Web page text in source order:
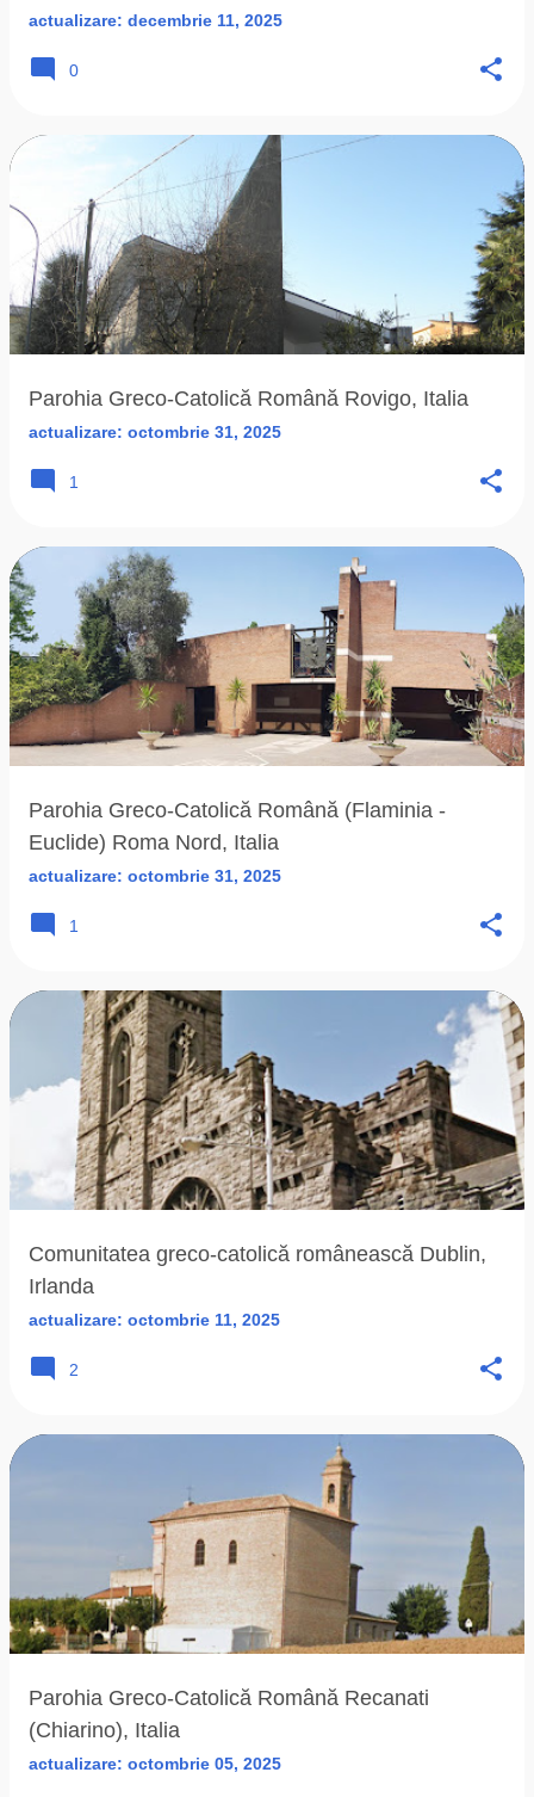
actualizare: decembrie 11, 2025
0
Parohia Greco-Catolică Română Rovigo, Italia
actualizare: octombrie 31, 2025
1
Parohia Greco-Catolică Română (Flaminia -
Euclide) Roma Nord, Italia
actualizare: octombrie 31, 2025
1
Comunitatea greco-catolică românească Dublin,
Irlanda
actualizare: octombrie 11, 2025
2
Parohia Greco-Catolică Română Recanati
(Chiarino), Italia
actualizare: octombrie 05, 2025